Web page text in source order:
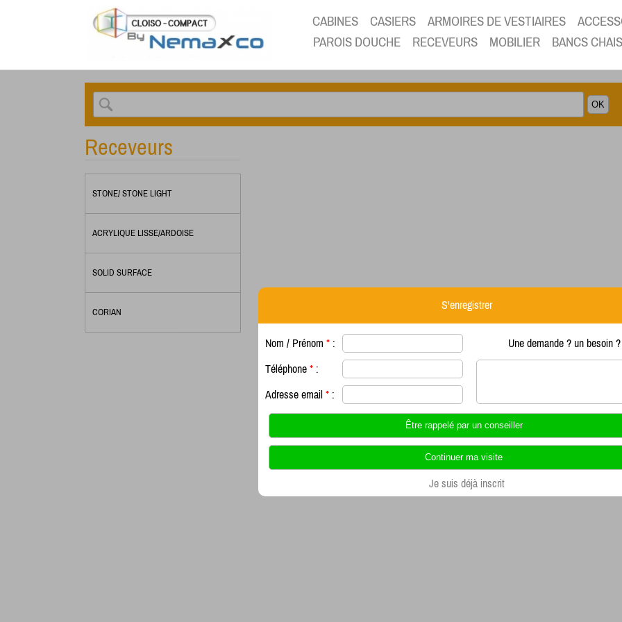
CABINES CASIERS ARMOIRES DE VESTIAIRES
PAROIS DOUCHE
RECEVEURS MOBILIER BANCS
Receveurs
STONE/ STONE LIGHT
ACRYLIQUE LISSE/ARDOISE
SOLID SURFACE
CORIAN
S'enregistrer
Nom / Prénom * :
Téléphone * :
Adresse email * :
Une demande ? un besoin
Je suis déjà inscrit